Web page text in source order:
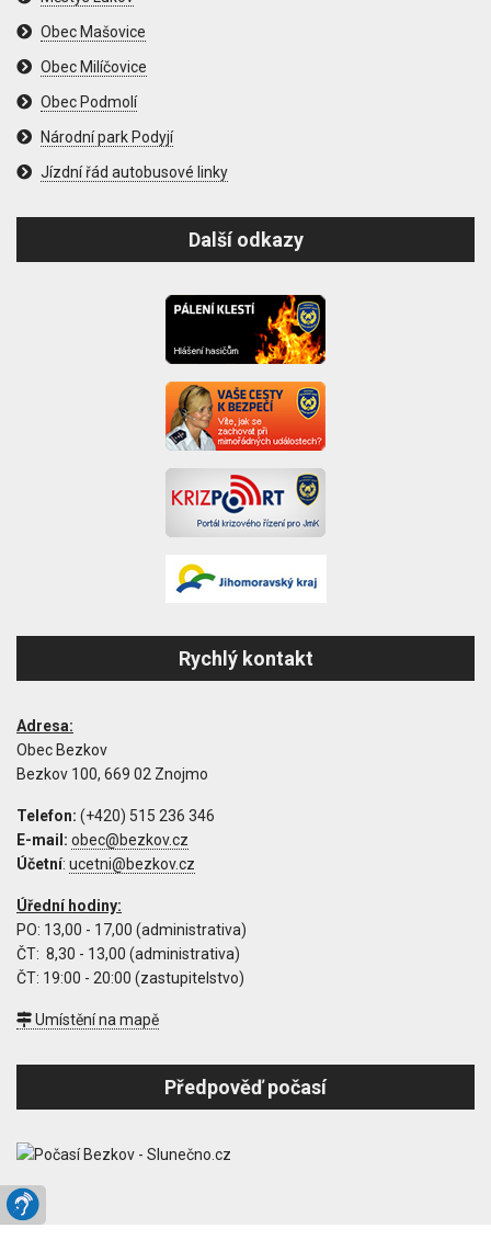
Obec Mašovice
Obec Milíčovice
Obec Podmolí
Národní park Podyjí
Jízdní řád autobusové linky
Další odkazy
Rychlý kontakt
Adresa:
Obec Bezkov
Bezkov 100, 669 02 Znojmo
Telefon: (+420) 515 236 346
E-mail:
Účetní:
Úřední hodiny:
PO: 13,00 - 17,00 (administrativa)
ČT: 8,30 - 13,00 (administrativa)
ČT: 19:00 - 20:00 (zastupitelstvo)
Umístění na mapě
Předpověď počasí